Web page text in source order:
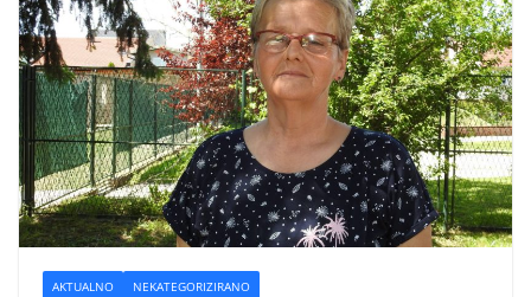
AKTUALNO NEKATEGORIZIRANO